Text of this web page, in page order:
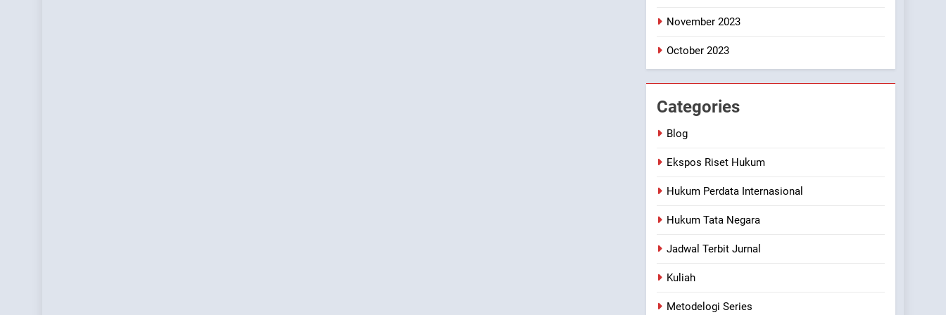
November 2023
October 2023
Categories
Blog
Ekspos Riset Hukum
Hukum Perdata Internasional
Hukum Tata Negara
Jadwal Terbit Jurnal
Kuliah
Metodelogi Series